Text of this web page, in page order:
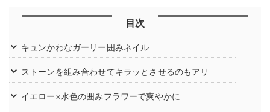
目次
キュンかわなガーリー囲みネイル
ストーンを組み合わせてキラッとさせるのもアリ
イエロー×水色の囲みフラワーで爽やかに